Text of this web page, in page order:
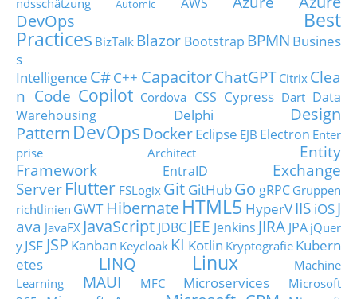
Automic
DevOps
Best
Practices BizTalk Blazor Bootstrap BPMN Busines
s
Intelligence C#C++ CapacitorChatGPT Citrix Clea
n Code Copilot Cordova CSS Cypress Dart Data
Warehousing
Delphi
Design
Pattern DevOps DockerEclipse EJB Electron Enter
prise Architect
Entity
Framework
EntraID
Exchange
Server Flutter FSLogix Git GitHubGo gRPC Gruppen
richtlinien GWT HibernateHTML5 HyperVIIS iOSJ
ava JavaFX JavaScript JDBC JEE Jenkins JIRA JPA jQuer
y JSF JSP Kanban Keycloak KI Kotlin Kryptografie Kubern
etes
LINQ Linux
Machine
Learning
MAUI MFC Microservices
Microsoft